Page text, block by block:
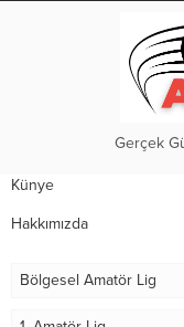
Gerçek
Künye
Hakkımızda
Bölgesel Amatör Lig